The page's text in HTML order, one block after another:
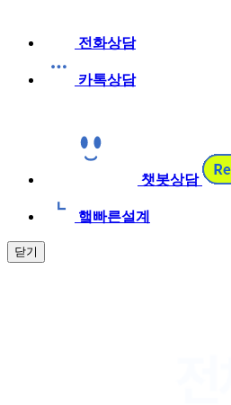
전화상담
카톡상담
챗봇상담
햌빠른설계
닫기